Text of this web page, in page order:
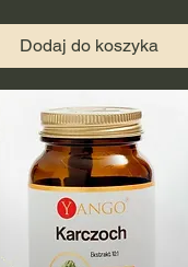
Dodaj do koszyka